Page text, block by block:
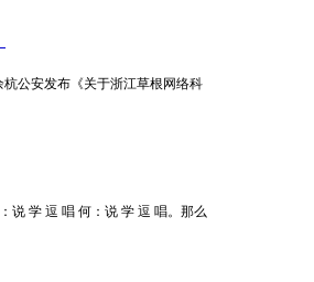
公安发布《关于浙江草根网络科
说 学 逗 唱 何：说 学 逗 唱。那么